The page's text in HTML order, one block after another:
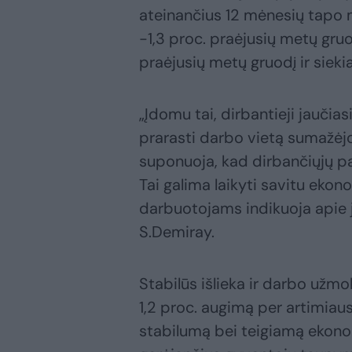
ateinančius 12 mėnesių tapo
-1,3 proc. praėjusių metų
praėjusių metų gruodį ir
„Įdomu tai, dirbantieji
prarasti darbo vietą
suponuoja, kad dirbančiųjų
Tai galima laikyti savitu
darbuotojams indikuoja apie
S.Demiray.
Stabilūs išlieka ir darbo
1,2 proc. augimą per
stabilumą bei teigiamą